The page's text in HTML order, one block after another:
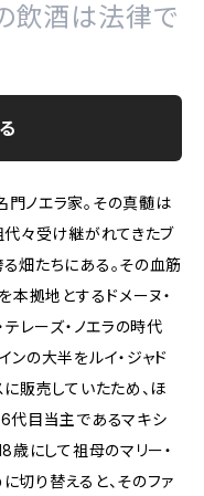
飲酒は法律で
ノエラ家。その真髄は
代々受け継がれてきたブ
畑たちにある。その血筋
本拠地とするドメーヌ・
テレーズ・ノエラの時代
ンの大半をルイ・ジャド
に販売していたため、ほ
6代目当主であるマキシ
歳にして祖母のマリー・
切り替えると、そのファ